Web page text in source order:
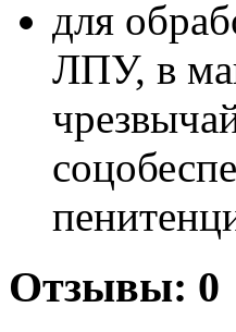
для
ЛПУ, в
Отзывы: 0